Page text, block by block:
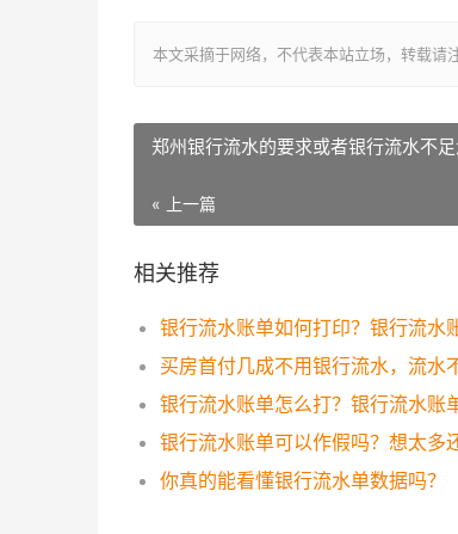
本文采摘于网络，不代表本站立场，转载
郑州银行流水的要求或者银行流水不
« 上一篇
相关推荐
买房首付几成不用银行流水，流水
银行流水账单怎么打？银行流水账
你真的能看懂银行流水单数据吗？